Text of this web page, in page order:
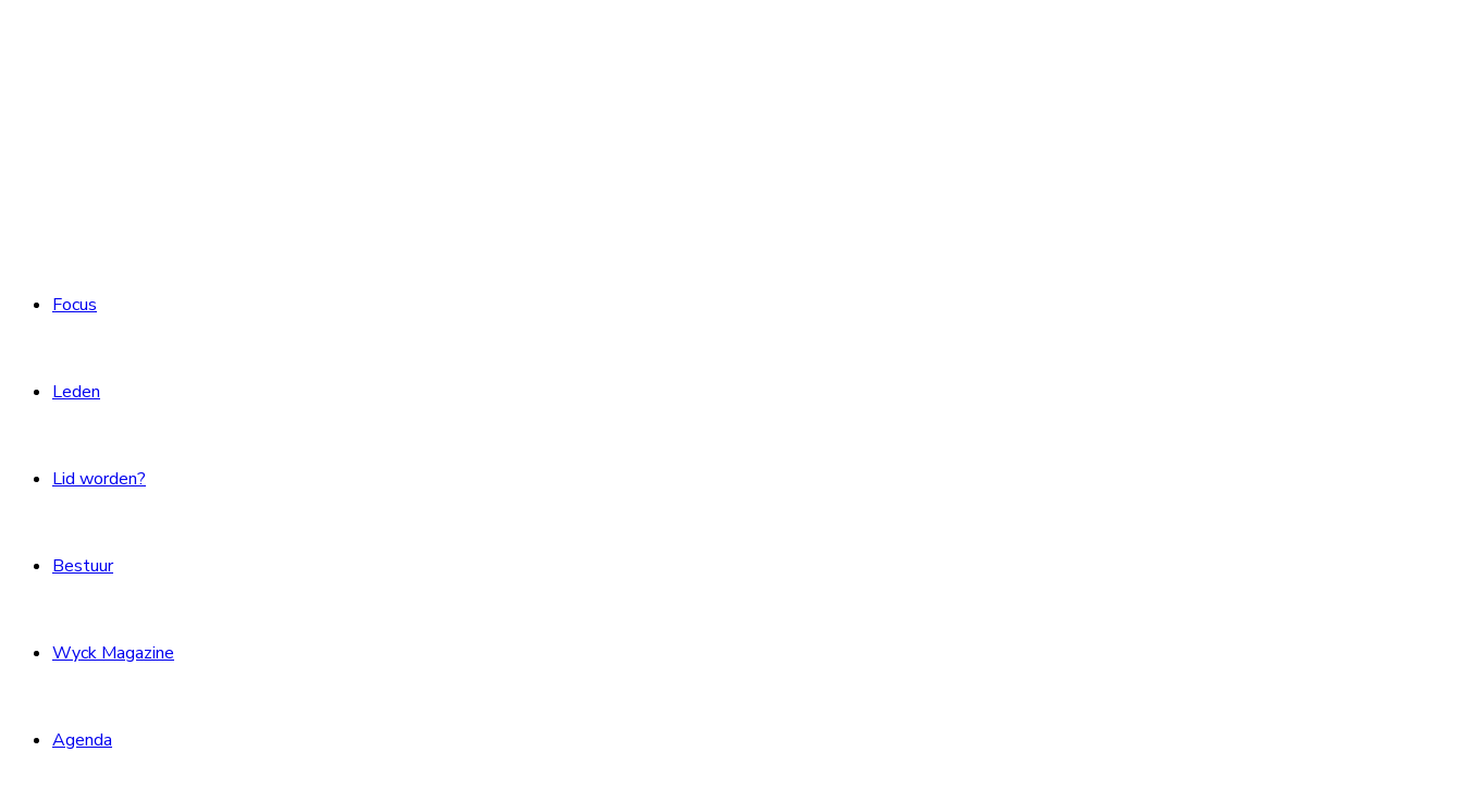
Focus
Leden
Lid worden?
Bestuur
Wyck Magazine
Agenda